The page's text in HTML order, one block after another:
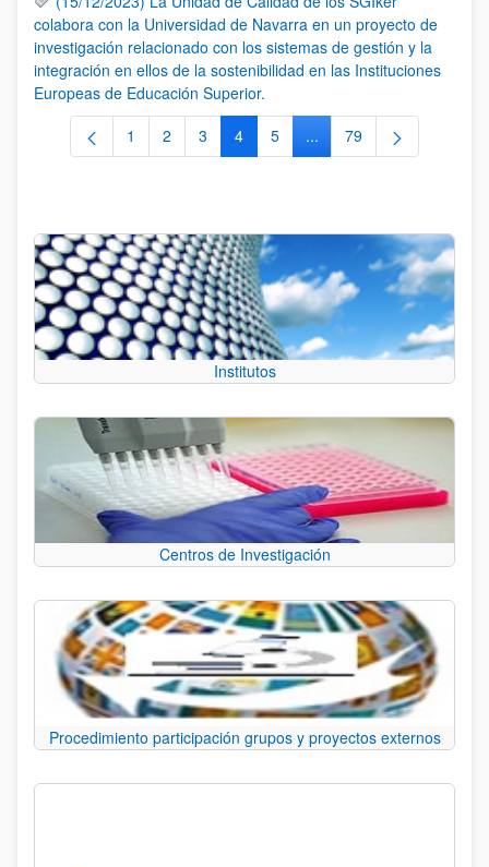
colabora con la Universidad de Navarra en un proyecto de
investigación relacionado con los sistemas de gestión y la
integración en ellos de la sostenibilidad en las Instituciones
Europeas de Educación Superior.
Página
1 Página
2 Página
3 Página
4 Página
5 ...Páginas intermedias
Página
79
Institutos
Centros de Investigación
Procedimiento participación grupos y proyectos externos